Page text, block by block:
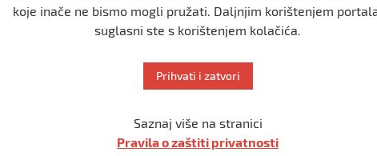
za načelnika općine Velika Kladuša.
oko zajedničkog kandidata, čineći različite
osudili nekorektan odnos pojedinih stranaka koje
lažno pokazivali interes, na kraju se povukli iz
korumpiranoj i destruktivnoj lokalnoj vlasti pojačali
koje inače ne bismo mogli pružati. Daljnjim korištenjem
suglasni ste s korištenjem kolačića.
Prihvati i zatvori
Saznaj više na stranici
Pravila o zaštiti privatnosti